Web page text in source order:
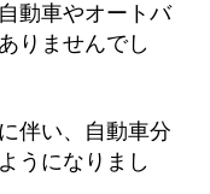
動車やオートバ
りませんでし
伴い、自動車分
うになりまし